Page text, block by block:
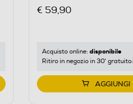
€ 59,90
Acquisto online: disponibile
Ritiro in negozio in 30' gratuito:
AGGIUNGI